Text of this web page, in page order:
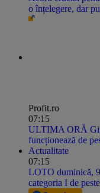
o înțelegere, dar
Profit.ro
07:15
ULTIMA ORĂ
funcționează de
Actualitate
07:15
LOTO duminică,
categoria I de